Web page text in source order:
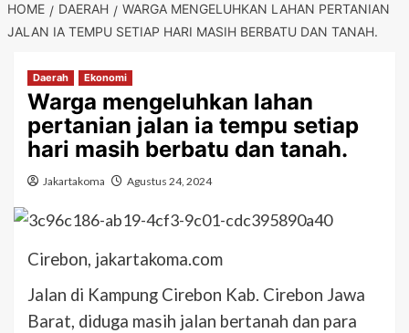
HOME DAERAH
WARGA MENGELUHKAN LAHAN PERTANIAN
JALAN IA TEMPU SETIAP HARI MASIH BERBATU DAN TANAH.
Daerah Ekonomi
Warga mengeluhkan lahan
pertanian jalan ia tempu setiap
hari masih berbatu dan tanah.
Jakartakoma Agustus 24, 2024
Cirebon, jakartakoma.com
Jalan di Kampung Cirebon Kab. Cirebon Jawa
Barat, diduga masih jalan bertanah dan para